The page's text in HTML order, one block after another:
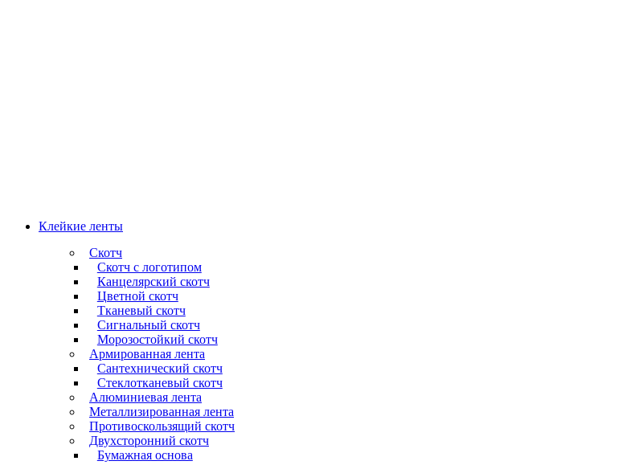
Клейкие ленты
Скотч
Скотч с логотипом
Канцелярский скотч
Цветной скотч
Тканевый скотч
Сигнальный скотч
Морозостойкий скотч
Армированная лента
Сантехнический скотч
Стеклотканевый скотч
Алюминиевая лента
Металлизированная лента
Противоскользящий скотч
Двухсторонний скотч
Бумажная основа